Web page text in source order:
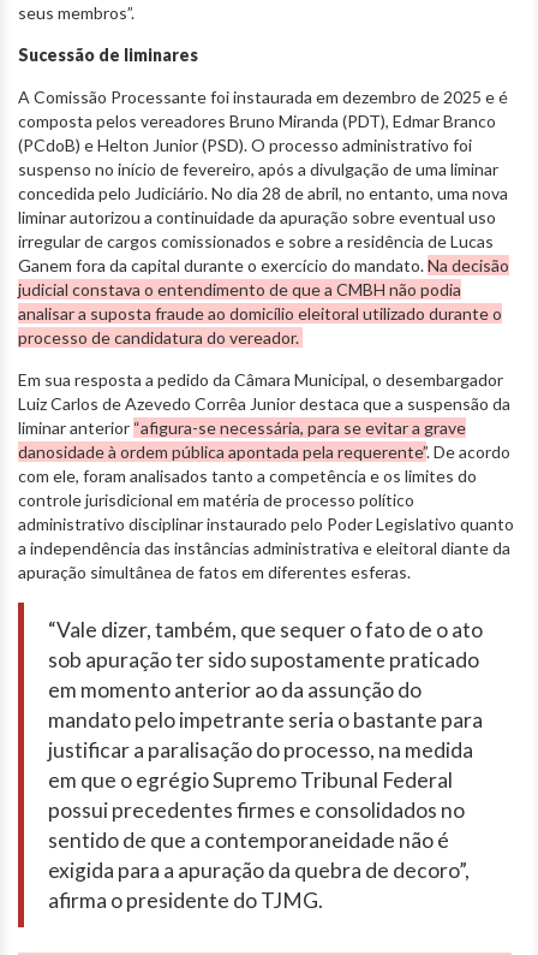
seus membros”.
Sucessão de liminares
A Comissão Processante foi instaurada em dezembro de 2025 e é
composta pelos vereadores Bruno Miranda (PDT), Edmar Branco
(PCdoB) e Helton Junior (PSD). O processo administrativo foi
suspenso no início de fevereiro, após a divulgação de uma liminar
concedida pelo Judiciário. No dia 28 de abril, no entanto, uma nova
liminar autorizou a continuidade da apuração sobre eventual uso
irregular de cargos comissionados e sobre a residência de Lucas
Ganem fora da capital durante o exercício do mandato.Na decisão
judicial constava o entendimento de que a CMBH não podia
analisar a suposta fraude ao domicílio eleitoral utilizado durante o
processo de candidatura do vereador.
Em sua resposta a pedido da Câmara Municipal, o desembargador
Luiz Carlos de Azevedo Corrêa Junior destaca que a suspensão da
liminar anterior “afigura-se necessária, para se evitar a grave
danosidade à ordem pública apontada pela requerente”. De acordo
com ele, foram analisados tanto a competência e os limites do
controle jurisdicional em matéria de processo político
administrativo disciplinar instaurado pelo Poder Legislativo quanto
a independência das instâncias administrativa e eleitoral diante da
apuração simultânea de fatos em diferentes esferas.
“Vale dizer, também, que sequer o fato de o ato
sob apuração ter sido supostamente praticado
em momento anterior ao da assunção do
mandato pelo impetrante seria o bastante para
justificar a paralisação do processo, na medida
em que o egrégio Supremo Tribunal Federal
possui precedentes firmes e consolidados no
sentido de que a contemporaneidade não é
exigida para a apuração da quebra de decoro”,
afirma o presidente do TJMG.